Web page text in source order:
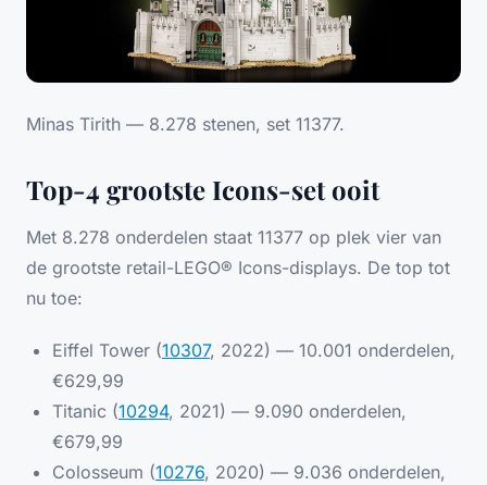
Minas Tirith — 8.278 stenen, set 11377.
Top-4 grootste Icons-set ooit
Met 8.278 onderdelen staat 11377 op plek vier van
de grootste retail-LEGO® Icons-displays. De top tot
nu toe:
Eiffel Tower (10307, 2022) — 10.001 onderdelen,
€629,99
Titanic (10294, 2021) — 9.090 onderdelen,
€679,99
Colosseum (10276, 2020) — 9.036 onderdelen,